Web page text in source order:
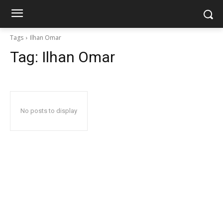
Tags Ilhan Omar
Tag: Ilhan Omar
No posts to display